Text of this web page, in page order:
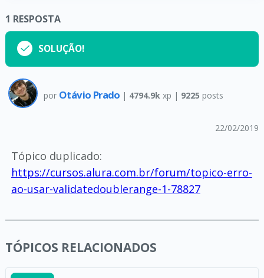
1 RESPOSTA
SOLUÇÃO!
por Otávio Prado | 4794.9k xp | 9225 posts
22/02/2019
Tópico duplicado:
https://cursos.alura.com.br/forum/topico-erro-
ao-usar-validatedoublerange-1-78827
TÓPICOS RELACIONADOS